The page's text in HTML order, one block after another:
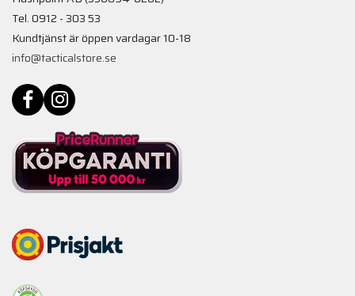
Tel. 0912 - 303 53
Kundtjänst är öppen vardagar 10-18
info@tacticalstore.se